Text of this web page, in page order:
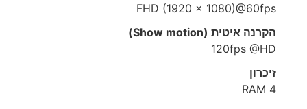
FHD (1920 x 1080)@60fps
הקרנה איטית (Show motion)
120fps @HD
זיכרון
4 RAM